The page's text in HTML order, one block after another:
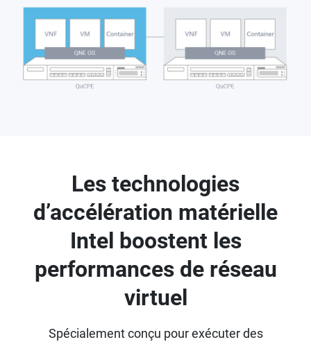
Les technologies
d’accélération matérielle
Intel boostent les
performances de réseau
virtuel
Spécialement conçu pour exécuter des